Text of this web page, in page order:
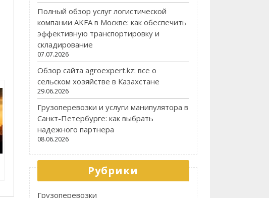
Полный обзор услуг логистической
компании AKFA в Москве: как обеспечить
эффективную транспортировку и
складирование
07.07.2026
Обзор сайта agroexpert.kz: все о
сельском хозяйстве в Казахстане
29.06.2026
Грузоперевозки и услуги манипулятора в
Санкт-Петербурге: как выбрать
надежного партнера
08.06.2026
Рубрики
Грузоперевозки